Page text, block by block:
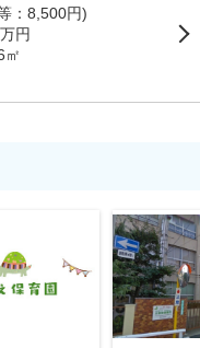
：8,500円)
円
㎡